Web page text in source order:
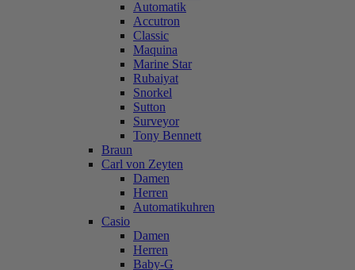
Automatik
Accutron
Classic
Maquina
Marine Star
Rubaiyat
Snorkel
Sutton
Surveyor
Tony Bennett
Braun
Carl von Zeyten
Damen
Herren
Automatikuhren
Casio
Damen
Herren
Baby-G